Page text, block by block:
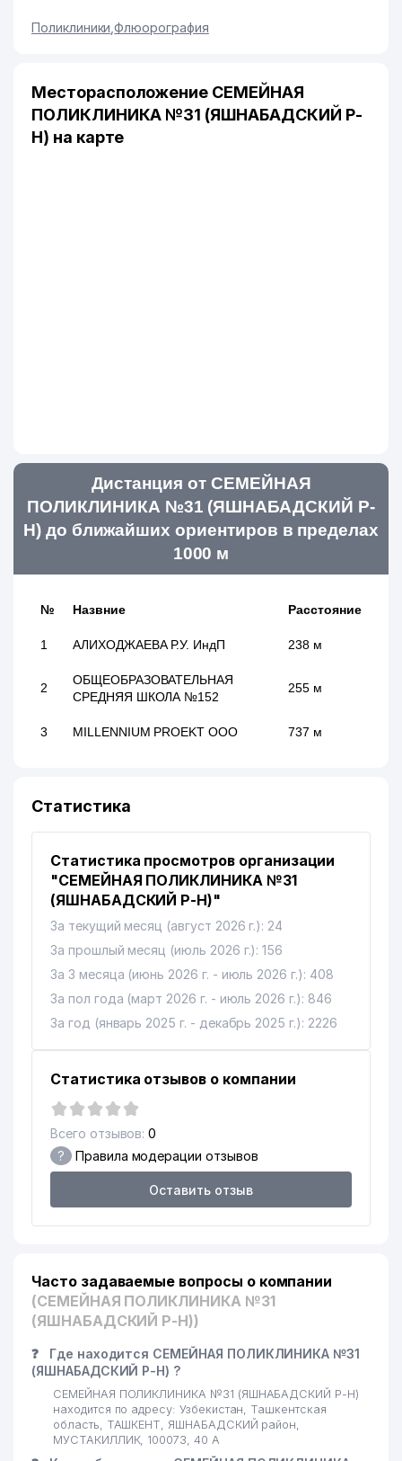
Поликлиники ,Флюорография
Месторасположение СЕМЕЙНАЯ
ПОЛИКЛИНИКА №31 (ЯШНАБАДСКИЙ Р-
Н) на карте
Дистанция от СЕМЕЙНАЯ
ПОЛИКЛИНИКА №31 (ЯШНАБАДСКИЙ Р-
Н) до ближайших ориентиров в пределах
1000 м
№ Назвние Расстояние
1 АЛИХОДЖАЕВА Р.У. ИндП 238 м
2
ОБЩЕОБРАЗОВАТЕЛЬНАЯ
СРЕДНЯЯ ШКОЛА №152
255 м
3 MILLENNIUM PROEKT ООО 737 м
Статистика
Статистика просмотров организации
"СЕМЕЙНАЯ ПОЛИКЛИНИКА №31
(ЯШНАБАДСКИЙ Р-Н)"
За текущий месяц (август 2026 г.): 24
За прошлый месяц (июль 2026 г.): 156
За 3 месяца (июнь 2026 г. - июль 2026 г.): 408
За пол года (март 2026 г. - июль 2026 г.): 846
За год (январь 2025 г. - декабрь 2025 г.): 2226
Статистика отзывов о компании
Всего отзывов: 0
? Правила модерации отзывов
Оставить отзыв
Часто задаваемые вопросы о компании
(СЕМЕЙНАЯ ПОЛИКЛИНИКА №31
(ЯШНАБАДСКИЙ Р-Н))
❓
Где находится СЕМЕЙНАЯ ПОЛИКЛИНИКА №31
(ЯШНАБАДСКИЙ Р-Н) ?
СЕМЕЙНАЯ ПОЛИКЛИНИКА №31 (ЯШНАБАДСКИЙ Р-Н)
находится по адресу: Узбекистан, Ташкентская
область, ТАШКЕНТ, ЯШНАБАДСКИЙ район,
МУСТАКИЛЛИК, 100073, 40 А